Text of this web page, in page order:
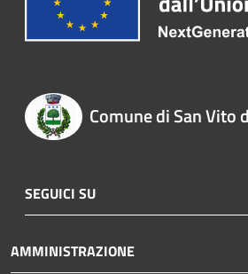
Comune di San Vito
SEGUICI SU
AMMINISTRAZIONE